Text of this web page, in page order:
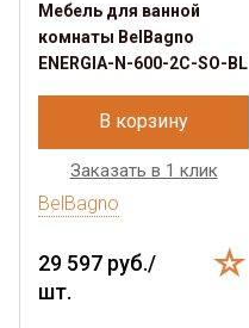
Мебель для ванной
комнаты BelBagno
ENERGIA-N-600-2C-SO-BL
В корзину
Заказать в 1 клик
BelBagno
29 597 руб./
шт.